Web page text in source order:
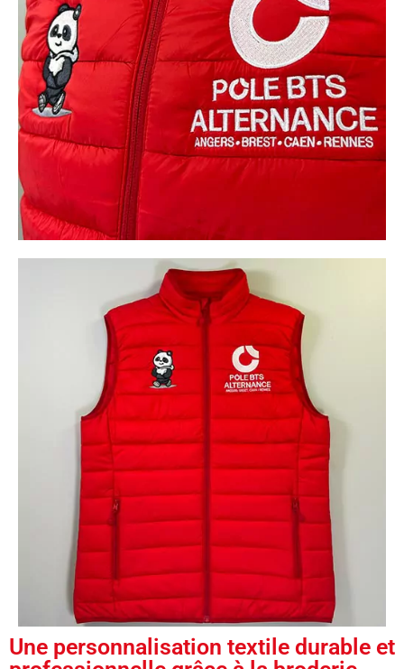
Une personnalisation textile durable et